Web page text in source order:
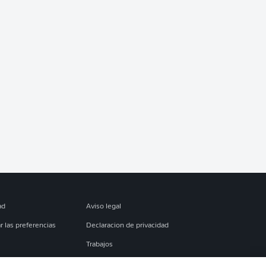
Aviso legal
las preferencias Declaracion de privacidad
Trabajos